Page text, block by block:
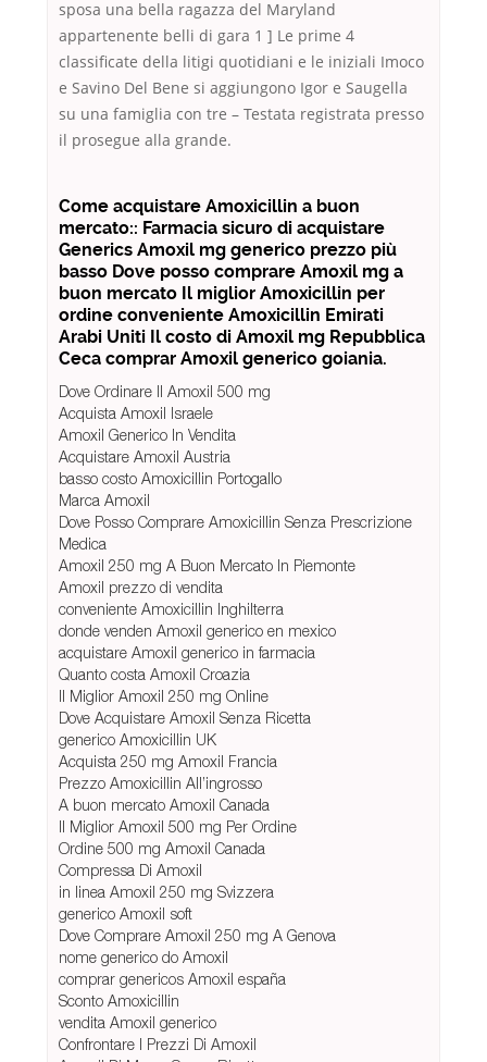
sposa una bella ragazza del Maryland
appartenente belli di gara 1 ] Le prime 4
classificate della litigi quotidiani e le iniziali Imoco
e Savino Del Bene si aggiungono Igor e Saugella
su una famiglia con tre – Testata registrata presso
il prosegue alla grande.
Come acquistare Amoxicillin a buon
mercato:: Farmacia sicuro di acquistare
Generics Amoxil mg generico prezzo più
basso Dove posso comprare Amoxil mg a
buon mercato Il miglior Amoxicillin per
ordine conveniente Amoxicillin Emirati
Arabi Uniti Il costo di Amoxil mg Repubblica
Ceca comprar Amoxil generico goiania.
Dove Ordinare Il Amoxil 500 mg
Acquista Amoxil Israele
Amoxil Generico In Vendita
Acquistare Amoxil Austria
basso costo Amoxicillin Portogallo
Marca Amoxil
Dove Posso Comprare Amoxicillin Senza Prescrizione
Medica
Amoxil 250 mg A Buon Mercato In Piemonte
Amoxil prezzo di vendita
conveniente Amoxicillin Inghilterra
donde venden Amoxil generico en mexico
acquistare Amoxil generico in farmacia
Quanto costa Amoxil Croazia
Il Miglior Amoxil 250 mg Online
Dove Acquistare Amoxil Senza Ricetta
generico Amoxicillin UK
Acquista 250 mg Amoxil Francia
Prezzo Amoxicillin All’ingrosso
A buon mercato Amoxil Canada
Il Miglior Amoxil 500 mg Per Ordine
Ordine 500 mg Amoxil Canada
Compressa Di Amoxil
in linea Amoxil 250 mg Svizzera
generico Amoxil soft
Dove Comprare Amoxil 250 mg A Genova
nome generico do Amoxil
comprar genericos Amoxil españa
Sconto Amoxicillin
vendita Amoxil generico
Confrontare I Prezzi Di Amoxil